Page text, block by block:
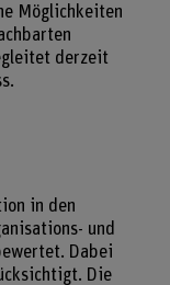
Möglichkeiten
derzeit
in den
und
Dabei
Die